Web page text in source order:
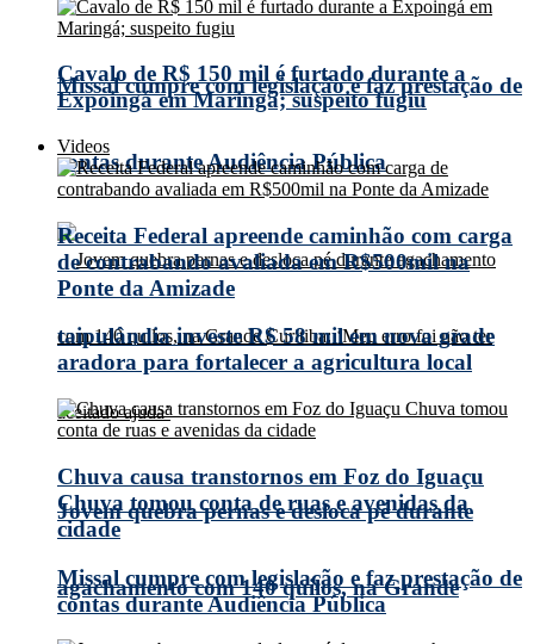
Missal cumpre com legislação e faz prestação de
contas durante Audiência Pública
Jovem quebra pernas e desloca pé durante
agachamento com 140 quilos, na Grande
Cavalo de R$ 150 mil é furtado durante a
Expoingá em Maringá; suspeito fugiu
Videos
Receita Federal apreende caminhão com carga
de contrabando avaliada em R$500mil na
Ponte da Amizade
taipulândia investe R$ 58 mil em nova grade
aradora para fortalecer a agricultura local
Chuva causa transtornos em Foz do Iguaçu
Chuva tomou conta de ruas e avenidas da
cidade
Missal cumpre com legislação e faz prestação de
contas durante Audiência Pública